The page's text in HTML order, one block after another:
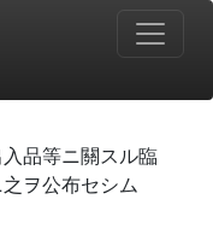
品等ニ關スル臨
ヲ公布セシム